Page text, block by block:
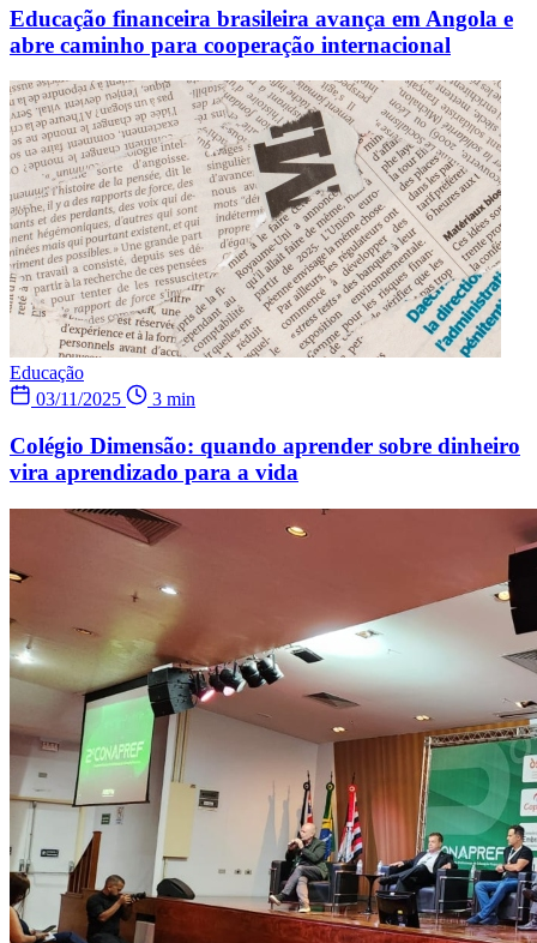
Educação financeira brasileira avança em Angola e
abre caminho para cooperação internacional
Educação
03/11/2025
3 min
Colégio Dimensão: quando aprender sobre dinheiro
vira aprendizado para a vida